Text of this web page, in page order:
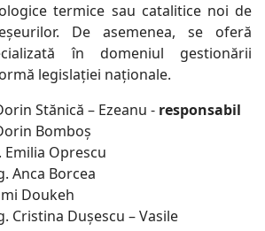
termice sau catalitice noi de
De asemenea, se oferă
în domeniul gestionării
legislației naționale.
Stănică – Ezeanu - responsabil
Bomboș
Emilia Oprescu
Anca Borcea
Doukeh
Cristina Dușescu – Vasile